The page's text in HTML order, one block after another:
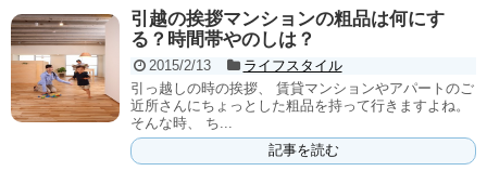
引越の挨拶マンションの粗品は何にす
る？時間帯やのしは？
2015/2/13
ライフスタイル
引っ越しの時の挨拶、 賃貸マンションやアパートのご
近所さんにちょっとした粗品を持って行きますよね。
そんな時、 ち...
記事を読む